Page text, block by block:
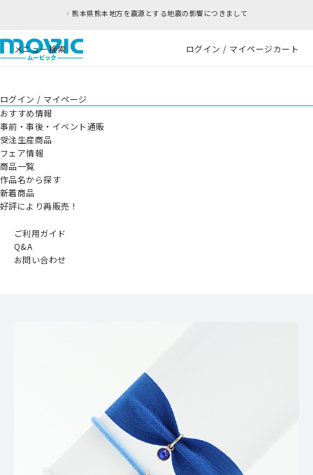
熊本県熊本地方を震源とする地震の影響につきまして
メニュー検索 ログイン / マイページカート
ログイン / マイページ
おすすめ情報
事前・事後・イベント通販
受注生産商品
フェア情報
商品一覧
作品名から探す
新着商品
好評により再販売！
ご利用ガイド
Q&A
お問い合わせ